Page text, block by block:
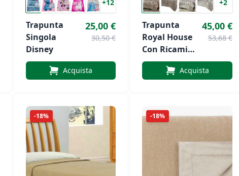
+12
Trapunta
Singola
Disney
25,00 €
30,50 €
Acquista
+2
Trapunta
Royal House
Con Ricami
Art. Ida
45,00 €
53,68 €
Acquista
-18% -18%